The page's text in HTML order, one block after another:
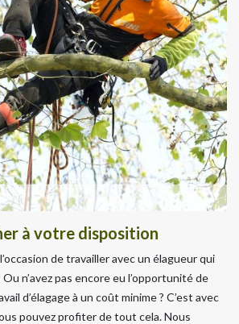
à votre disposition
de travailler avec un élagueur qui
n’avez pas encore eu l’opportunité de
d’élagage à un coût minime ? C’est avec
pouvez profiter de tout cela. Nous